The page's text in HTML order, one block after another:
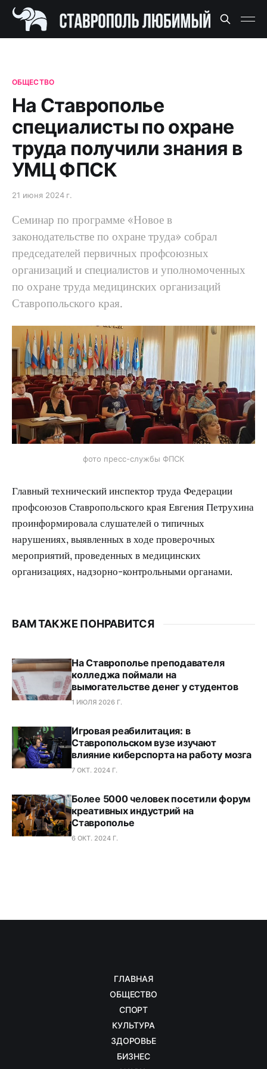
ОБЩЕСТВО
На Ставрополье
специалисты по охране
труда получили знания в
УМЦ ФПСК
21 июня 2024 г.
Семинар по программе «Новое в
законодательстве по охране труда» собрал
председателей первичных профсоюзных
организаций и специалистов и уполномоченных
по охране труда медицинских организаций
Ставропольского края.
фото пресс-службы ФПСК
Главный технический инспектор труда Федерации
профсоюзов Ставропольского края Евгения Петрухина
проинформировала слушателей о типичных
нарушениях, выявленных в ходе проверочных
мероприятий, проведенных в медицинских
организациях, надзорно-контрольными органами.
ВАМ ТАКЖЕ ПОНРАВИТСЯ
На Ставрополье преподавателя
колледжа поймали на
вымогательстве денег у студентов
1 ИЮЛЯ 2026 Г.
Игровая реабилитация: в
Ставропольском вузе изучают
влияние киберспорта на работу мозга
7 ОКТ. 2024 Г.
Более 5000 человек посетили форум
креативных индустрий на
Ставрополье
6 ОКТ. 2024 Г.
ГЛАВНАЯ
ОБЩЕСТВО
СПОРТ
КУЛЬТУРА
ЗДОРОВЬЕ
БИЗНЕС